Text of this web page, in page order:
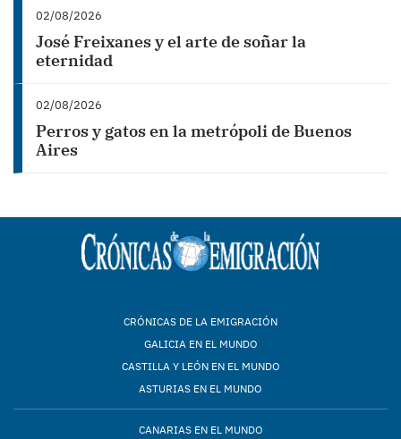
02/08/2026
José Freixanes y el arte de soñar la
eternidad
02/08/2026
Perros y gatos en la metrópoli de Buenos
Aires
CRÓNICAS DE LA EMIGRACIÓN
GALICIA EN EL MUNDO
CASTILLA Y LEÓN EN EL MUNDO
ASTURIAS EN EL MUNDO
CANARIAS EN EL MUNDO